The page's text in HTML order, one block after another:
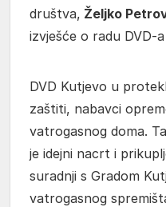
društva, Željko
izvješće o radu DVD-
DVD Kutjevo u
zaštiti, nabavci
vatrogasnog doma.
je idejni nacrt i
suradnji s Gradom
vatrogasnog